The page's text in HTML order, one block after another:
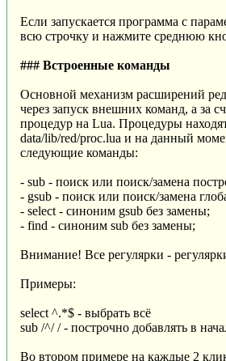
Если запускается программа с
всю строчку и нажмите среднюю
### Встроенные команды
Основной механизм расширений
через запуск внешних команд, а за
процедур на Lua. Процедуры
data/lib/red/proc.lua и на данный
следующие команды:
- sub - поиск или поиск/замена
- gsub - поиск или поиск/замена
- select - синоним gsub без замены;
- find - синоним sub без замены;
Внимание! Все регулярки -
Примеры:
select ^.*$ - выбрать всё
sub /^/ / - построчно добавлять в
Во втором примере на каждые 2